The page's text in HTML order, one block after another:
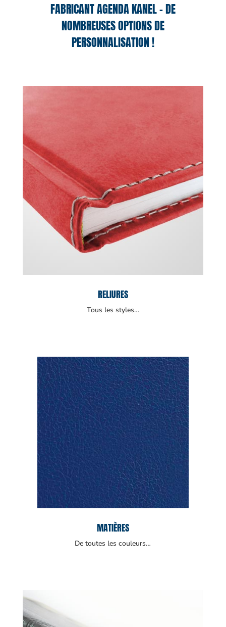
FABRICANT AGENDA KANEL – DE
NOMBREUSES OPTIONS DE
PERSONNALISATION !
RELIURES
Tous les styles…
MATIÈRES
De toutes les couleurs…